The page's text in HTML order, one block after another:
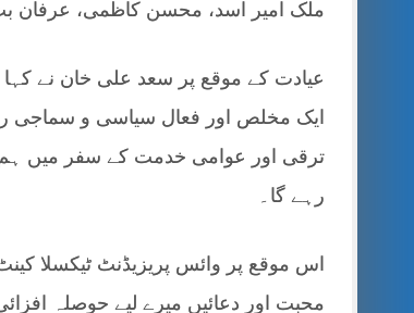
ملک امیر اسد، محسن کاظمی، عرفان
عیادت کے موقع پر سعد علی خان نے
ایک مخلص اور فعال سیاسی و سماجی
ترقی اور عوامی خدمت کے سفر میں
رہے گا۔
اس موقع پر وائس پریزیڈنٹ ٹیکسلا
محبت اور دعائیں میرے لیے حوصلہ